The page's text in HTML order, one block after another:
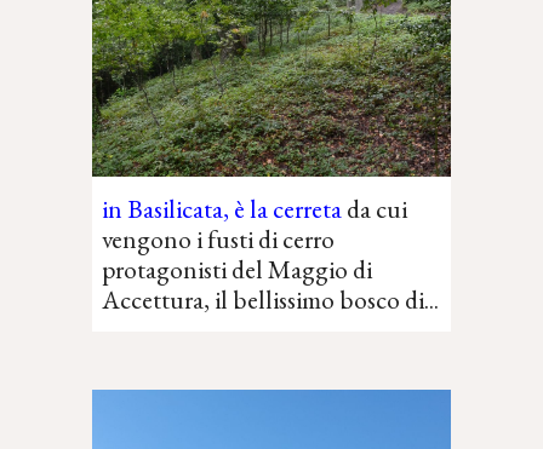
in Basilicata, è la cerretada cui
vengono i fusti di cerro
protagonisti del Maggio di
Accettura, il bellissimo bosco di...